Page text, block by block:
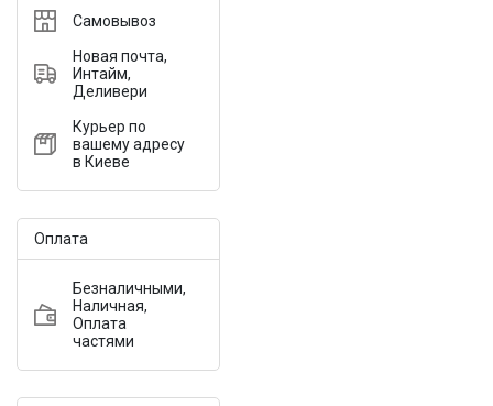
Самовывоз
Новая почта,
Интайм,
Деливери
Курьер по
вашему адресу
в Киеве
Оплата
Безналичными,
Наличная,
Оплата
частями